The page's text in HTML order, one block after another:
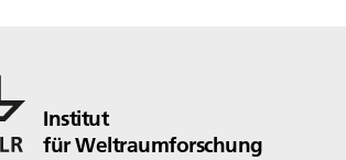
Institut
für Weltraumforschung